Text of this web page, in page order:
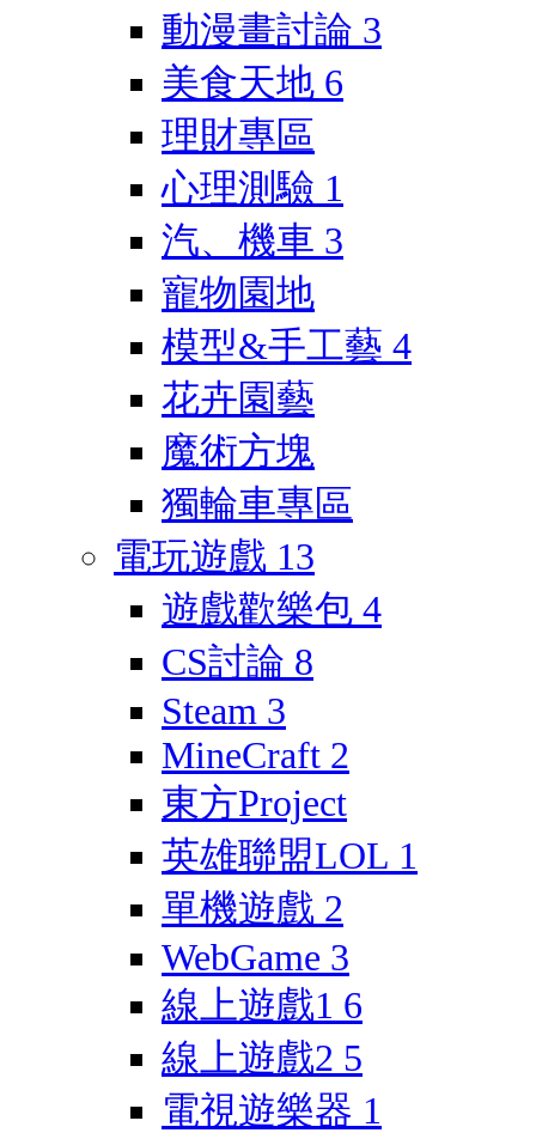
動漫畫討論 3
美食天地 6
理財專區
心理測驗 1
汽、機車 3
寵物園地
模型&手工藝 4
花卉園藝
魔術方塊
獨輪車專區
電玩遊戲 13
遊戲歡樂包 4
CS討論 8
Steam 3
MineCraft 2
東方Project
英雄聯盟LOL 1
單機遊戲 2
WebGame 3
線上遊戲1 6
線上遊戲2 5
電視遊樂器 1